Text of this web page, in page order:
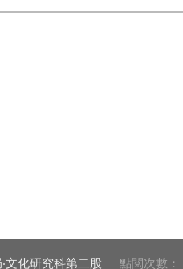
文化研究科第二股 點閱次數：